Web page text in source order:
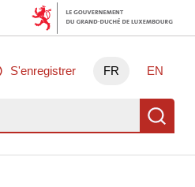
S'enregistrer FR EN